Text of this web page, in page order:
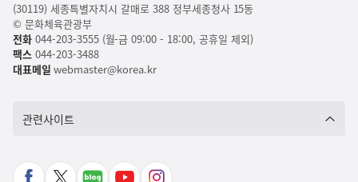
(30119) 세종특별자치시 갈매로 388 정부세종청사 15동
© 문화체육관광부
전화044-203-3555 (월-금 09:00 - 18:00, 공휴일 제외)
팩스044-203-3488
대표메일 webmaster@korea.kr
관련사이트